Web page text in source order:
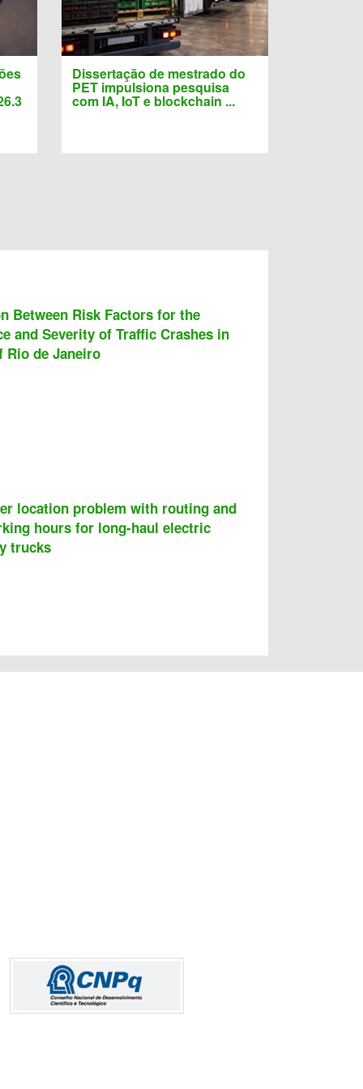
Dissertação de mestrado do
PET impulsiona pesquisa
com IA, IoT e blockchain ...
Between Risk Factors for the
and Severity of Traffic Crashes in
Rio de Janeiro
location problem with routing and
hours for long-haul electric
trucks